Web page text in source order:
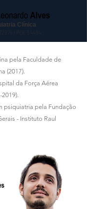
Clínica
pela Faculdade de
(2017).
da Força Aérea
2019).
psiquiatria pela Fundação
- Instituto Raul